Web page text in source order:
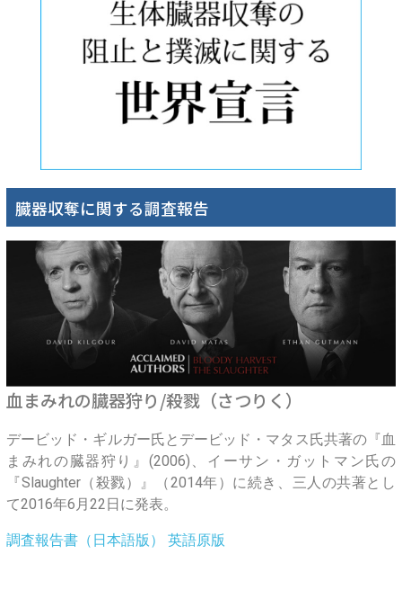
臓器収奪に関する調査報告
血まみれの臓器狩り/殺戮（さつりく）
デービッド・ギルガー氏とデービッド・マタス氏共著の『血
まみれの臓器狩り』(2006)、イーサン・ガットマン氏の
『Slaughter（殺戮）』（2014年）に続き、三人の共著とし
て2016年6月22日に発表。
調査報告書（日本語版） 英語原版